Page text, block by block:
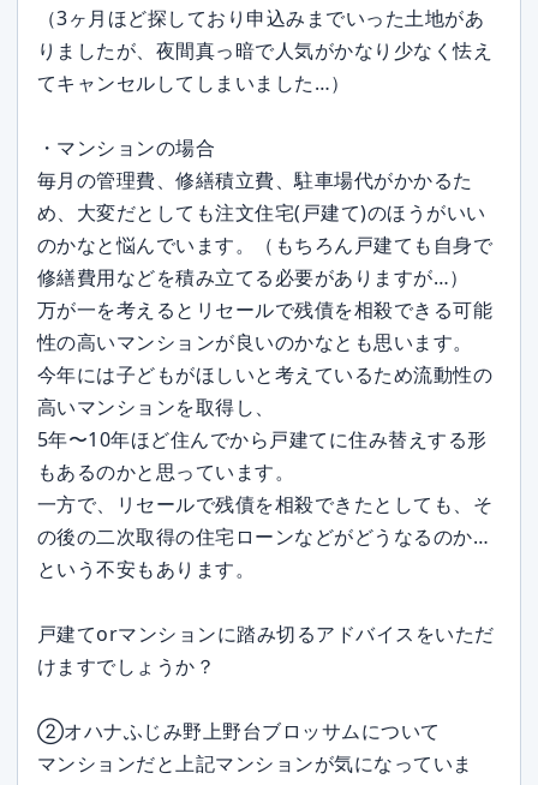
（3ヶ月ほど探しており申込みまでいった土地があ
りましたが、夜間真っ暗で人気がかなり少なく怯え
てキャンセルしてしまいました…）
・マンションの場合
毎月の管理費、修繕積立費、駐車場代がかかるた
め、大変だとしても注文住宅(戸建て)のほうがいい
のかなと悩んでいます。（もちろん戸建ても自身で
修繕費用などを積み立てる必要がありますが…）
万が一を考えるとリセールで残債を相殺できる可能
性の高いマンションが良いのかなとも思います。
今年には子どもがほしいと考えているため流動性の
高いマンションを取得し、
5年〜10年ほど住んでから戸建てに住み替えする形
もあるのかと思っています。
一方で、リセールで残債を相殺できたとしても、そ
の後の二次取得の住宅ローンなどがどうなるのか…
という不安もあります。
戸建てorマンションに踏み切るアドバイスをいただ
けますでしょうか？
②オハナふじみ野上野台ブロッサムについて
マンションだと上記マンションが気になっていま